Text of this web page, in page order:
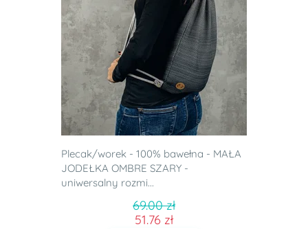
Plecak/worek - 100% bawełna - MAŁA
JODEŁKA OMBRE SZARY -
uniwersalny rozmi...
69.00 zł
51.76 zł